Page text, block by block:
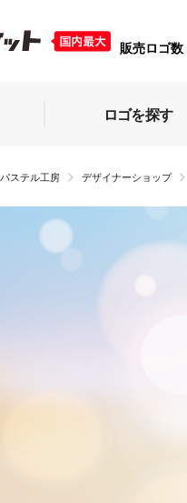
販売ロゴ数
ロゴを探す
パステル工房 デザイナーショップ